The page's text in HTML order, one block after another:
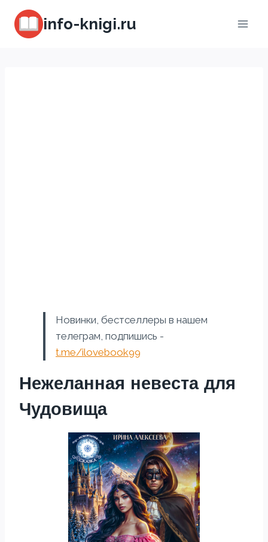
Перейти
содержимому
info-knigi.ru
Новинки, бестселлеры в нашем
телеграм, подпишись -
t.me/ilovebook99
Нежеланная невеста для
Чудовища